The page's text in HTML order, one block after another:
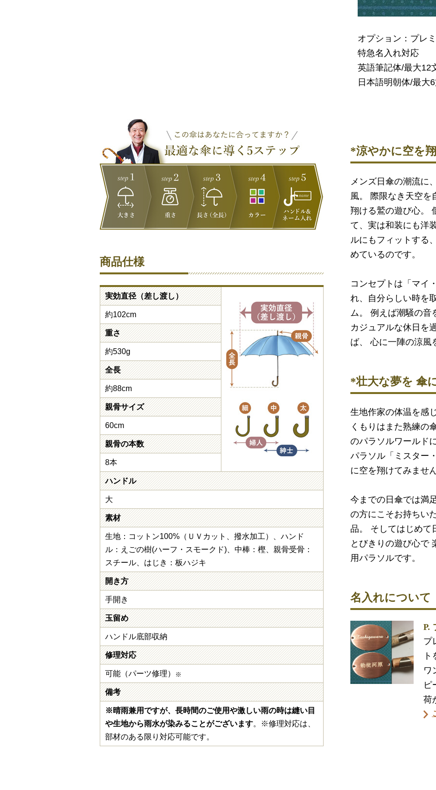
オプション：プレ
特急名入れ対応
英語筆記体/最大12
日本語明朝体/最大
商品仕様
実効直径（差し渡し）
約102cm
重さ
約530g
全長
約88cm
親骨サイズ
60cm
親骨の本数
8本
ハンドル
大
素材
生地：コットン100%（ＵＶカット、撥水加工）、ハンド
ル：えごの樹(ハーフ・スモークド)、中棒：樫、親骨受骨：
スチール、はじき：板ハジキ
開き方
手開き
玉留め
ハンドル底部収納
修理対応
可能（パーツ修理） ※
備考
※晴雨兼用ですが、長時間のご使用や激しい雨の時は縫い目
や生地から雨水が染みることがございます。※修理対応は、
部材のある限り対応可能です。
*涼やかに空を
メンズ日傘の潮流に
風。 際限なき天空を
翔ける鷲の遊び心。
て、実は和装にも洋
ルにもフィットする
めているのです。
コンセプトは「マイ
れ、自分らしい時を
ム。 例えば潮騒の音
カジュアルな休日を
ば、 心に一陣の涼風
*壮大な夢を 傘
生地作家の体温を感
くもりはまた熟練の
のパラソルワールド
パラソル「ミスター
に空を翔けてみませ
今までの日傘では満
の方にこそお持ちい
品。 そしてはじめて
とびきりの遊び心で
用パラソルです。
名入れについて
P.
プ
ワ
ピ
荷